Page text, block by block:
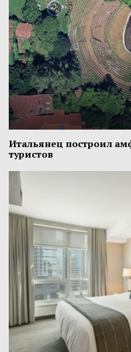
Итальянец построил
туристов